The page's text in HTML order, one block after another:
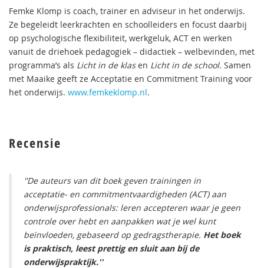
Femke Klomp is coach, trainer en adviseur in het onderwijs.
Ze begeleidt leerkrachten en schoolleiders en focust daarbij
op psychologische flexibiliteit, werkgeluk, ACT en werken
vanuit de driehoek pedagogiek – didactiek – welbevinden, met
programma’s als Licht in de klasen Licht in de school. Samen
met Maaike geeft ze Acceptatie en Commitment Training voor
het onderwijs. www.femkeklomp.nl.
Recensie
''De auteurs van dit boek geven trainingen in
acceptatie- en commitmentvaardigheden (ACT) aan
onderwijsprofessionals: leren accepteren waar je geen
controle over hebt en aanpakken wat je wel kunt
beïnvloeden, gebaseerd op gedragstherapie. Het boek
is praktisch, leest prettig en sluit aan bij de
onderwijspraktijk.''